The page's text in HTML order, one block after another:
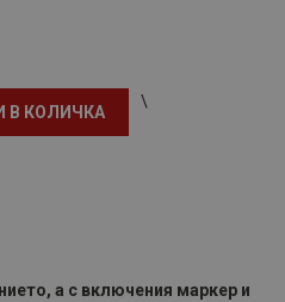
В КОЛИЧКА
\
а с включения маркер и